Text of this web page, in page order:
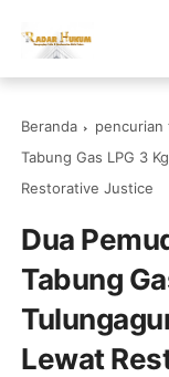
Beranda pencurian
Tabung Gas LPG 3
Restorative Justice
Dua
Tabung
Lewat